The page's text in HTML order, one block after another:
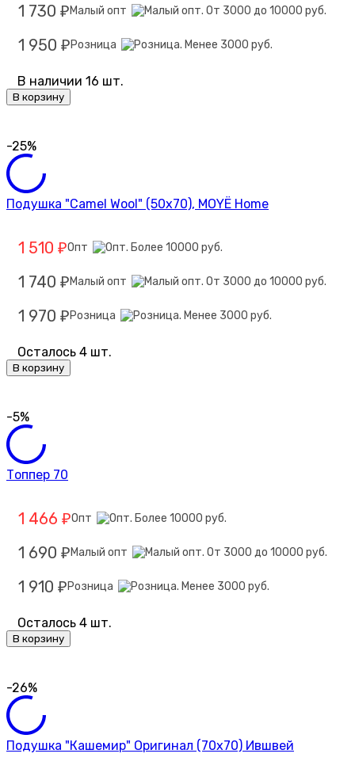
1 730 ₽ Малый опт
1 950 ₽ Розница
В наличии 16 шт.
В корзину
-25%
Подушка "Camel Wool" (50х70), MOYЁ Home
1 510 ₽Опт
1 740 ₽ Малый опт
1 970 ₽ Розница
Осталось 4 шт.
В корзину
-5%
Топпер 70
1 466 ₽Опт
1 690 ₽ Малый опт
1 910 ₽ Розница
Осталось 4 шт.
В корзину
-26%
Подушка "Кашемир" Оригинал (70х70) Ившвей